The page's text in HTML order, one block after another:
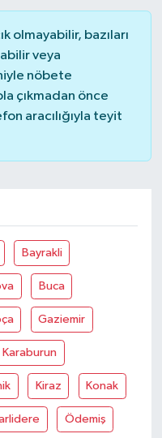
olmayabilir, bazıları
veya
nöbete
çıkmadan önce
aracılığıyla teyit
Bayrakli
Buca
Gaziemir
Karaburun
Kiraz Konak
Ödemiş